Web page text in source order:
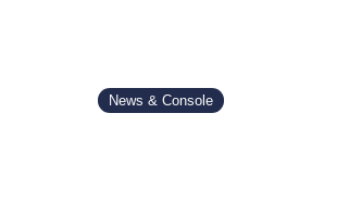
News & Console